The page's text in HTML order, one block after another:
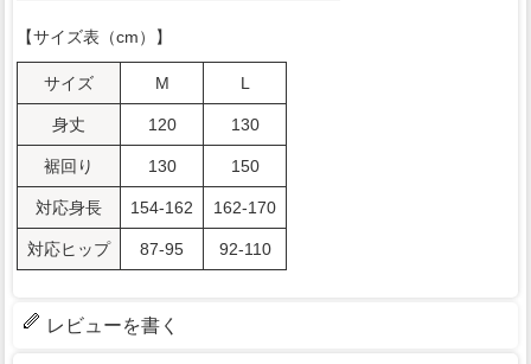
【サイズ表（cm）】
サイズ M L
身丈 120 130
裾回り 130 150
対応身長 154-162 162-170
対応ヒップ 87-95 92-110
レビューを書く